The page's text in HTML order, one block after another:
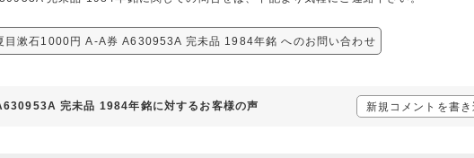
目漱石1000円 A-A券 A630953A 完未品 1984年銘 へのお問い合わせ
完未品 1984年銘に対するお客様の声 新規コメントを書き